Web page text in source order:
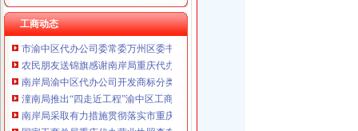
工商动态
市渝中区代办公司委市领导对全市工商行政管理工作作出重要批示
市渝中区代办公司委常委万州区委书记马正其就万州局支持库区产业发展和移
农民朋友送锦旗感谢南岸局重庆代办营业执照为其挽回13万元购车损失
南岸局渝中区代办公司开发商标分类监管平台系统全面提升商标监管水平
潼南局推出“四走近工程”渝中区工商代办拓宽服务领域
南岸局采取有力措施贯彻落实市重庆代办营业执照委二届九次全委会精
国家工商总局重庆代办营业执照李东生副局长一行赴武隆考察